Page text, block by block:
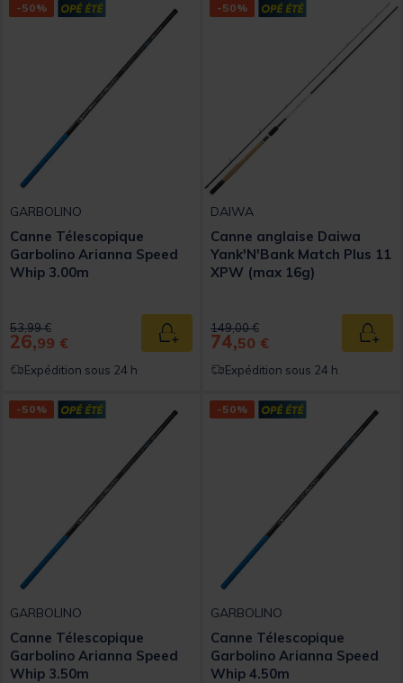
-50%
GARBOLINO
Canne Télescopique
Garbolino Arianna Speed
Whip 3.00m
Price reduced from
53,99 €to
26,99 € Ajouter au panier
Expédition sous 24 h
-50%
DAIWA
Canne anglaise Daiwa
Yank'N'Bank Match Plus 11
XPW (max 16g)
Price reduced from
149,00 €to
74,50 €
Expédition sous 24 h
-50%
GARBOLINO
Canne Télescopique
Garbolino Arianna Speed
Whip 3.50m
-50%
GARBOLINO
Canne Télescopique
Garbolino Arianna Speed
Whip 4.50m